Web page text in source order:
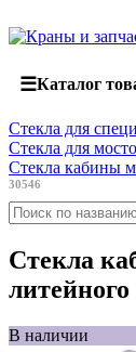
☰Каталог
Стекла для
Стекла для
Стекла кабины
30546
Стекла
В наличии